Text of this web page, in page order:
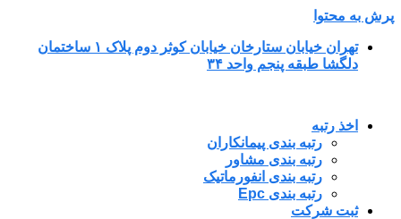
پرش به محتوا
تهران خیابان ستارخان خیابان کوثر دوم پلاک ۱ ساختمان
دلگشا طبقه پنجم واحد ۳۴
اخذ رتبه
رتبه بندی پیمانکاران
رتبه بندی مشاور
رتبه بندی انفورماتیک
رتبه بندی Epc
ثبت شرکت